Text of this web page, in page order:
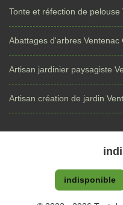
Tonte et réfection de
Abattages d'arbres Ventenac
Artisan jardinier paysagiste
Artisan création de jardin
indisponible